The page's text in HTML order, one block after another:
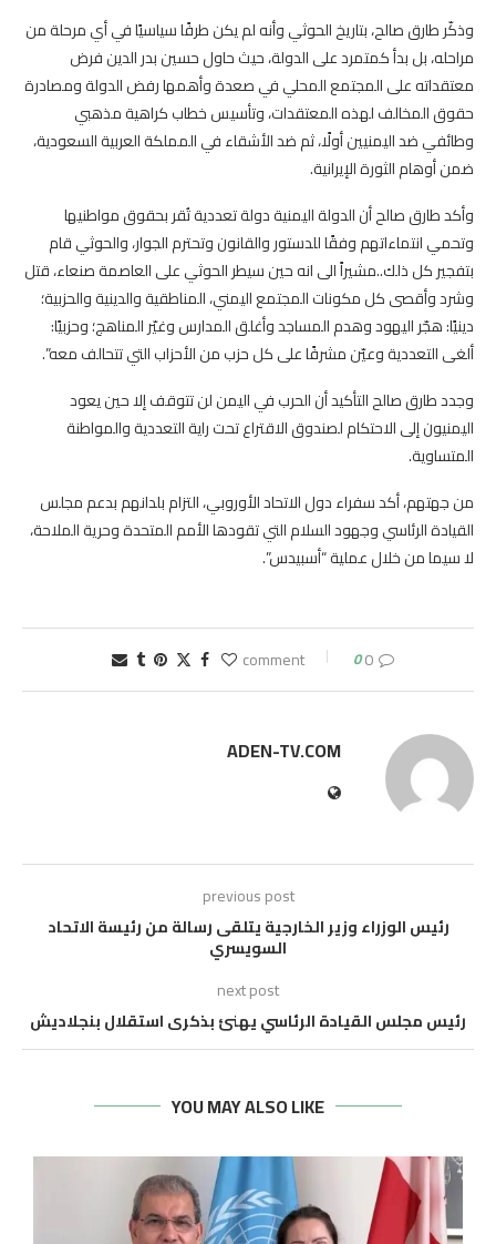
وذكّر طارق صالح، بتاريخ الحوثي وأنه لم يكن طرفًا سياسيًا في أي مرحلة من
مراحله، بل بدأ كمتمرد على الدولة، حيث حاول حسين بدر الدين فرض
معتقداته على المجتمع المحلي في صعدة وأهمها رفض الدولة ومصادرة
حقوق المخالف لهذه المعتقدات، وتأسيس خطاب كراهية مذهبي
وطائفي ضد اليمنيين أولًا، ثم ضد الأشقاء في المملكة العربية السعودية،
ضمن أوهام الثورة الإيرانية.
وأكد طارق صالح أن الدولة اليمنية دولة تعددية تُقر بحقوق مواطنيها
وتحمي انتماءاتهم وفقًا للدستور والقانون وتحترم الجوار، والحوثي قام
بتفجير كل ذلك..مشيراً الى انه حين سيطر الحوثي على العاصمة صنعاء، قتل
وشرد وأقصى كل مكونات المجتمع اليمني، المناطقية والدينية والحزبية؛
دينيًا: هجّر اليهود وهدم المساجد وأغلق المدارس وغيّر المناهج؛ وحزبيًا:
ألغى التعددية وعيّن مشرفًا على كل حزب من الأحزاب التي تتحالف معه”.
وجدد طارق صالح التأكيد أن الحرب في اليمن لن تتوقف إلا حين يعود
اليمنيون إلى الاحتكام لصندوق الاقتراع تحت راية التعددية والمواطنة
المتساوية.
من جهتهم، أكد سفراء دول الاتحاد الأوروبي، التزام بلدانهم بدعم مجلس
القيادة الرئاسي وجهود السلام التي تقودها الأمم المتحدة وحرية الملاحة،
لا سيما من خلال عملية “أسبيدس”.
0 comment
0
ADEN-TV.COM
previous post
رئيس الوزراء وزير الخارجية يتلقى رسالة من رئيسة الاتحاد
السويسري
next post
رئيس مجلس القيادة الرئاسي يهنئ بذكرى استقلال بنجلاديش
YOU MAY ALSO LIKE